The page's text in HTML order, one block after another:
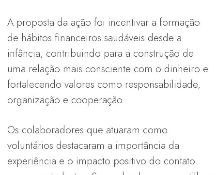
A proposta da ação foi incentivar a formação
de hábitos financeiros saudáveis desde a
infância, contribuindo para a construção de
uma relação mais consciente com o dinheiro e
fortalecendo valores como responsabilidade,
organização e cooperação.
Os colaboradores que atuaram como
voluntários destacaram a importância da
experiência e o impacto positivo do contato